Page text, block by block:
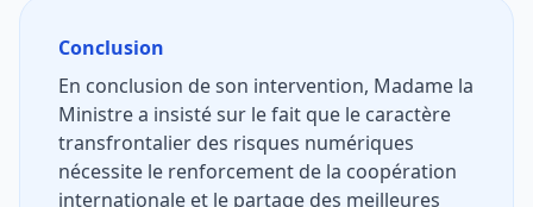
Conclusion
En conclusion de son intervention, Madame la
Ministre a insisté sur le fait que le caractère
transfrontalier des risques numériques
nécessite le renforcement de la coopération
internationale et le partage des meilleures